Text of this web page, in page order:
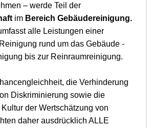
– werde Teil der
im Bereich Gebäudereinigung.
alle Leistungen einer
rund um das Gebäude -
bis zur Reinraumreinigung.
die Verhinderung
Diskriminierung sowie die
der Wertschätzung von
daher ausdrücklich ALLE